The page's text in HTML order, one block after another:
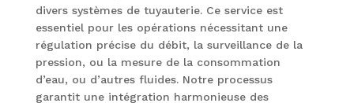
divers systèmes de tuyauterie. Ce service est
essentiel pour les opérations nécessitant une
régulation précise du débit, la surveillance de la
pression, ou la mesure de la consommation
d’eau, ou d’autres fluides. Notre processus
garantit une intégration harmonieuse des